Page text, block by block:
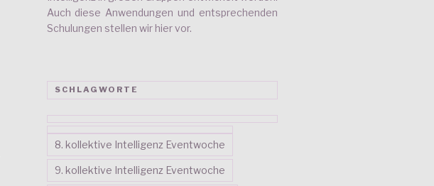
Auch diese Anwendungen und entsprechenden
Schulungen stellen wir hier vor.
SCHLAGWORTE
8. kollektive Intelligenz Eventwoche
9. kollektive Intelligenz Eventwoche